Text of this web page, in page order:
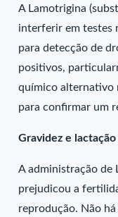
A Lamotrigina
interferir em testes
para detecção de
positivos,
químico alternativo
para confirmar um
Gravidez e lactação
A administração de
prejudicou a
reprodução. Não